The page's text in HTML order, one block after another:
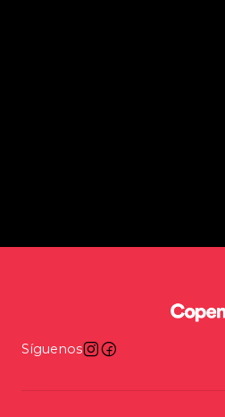
Síguenos